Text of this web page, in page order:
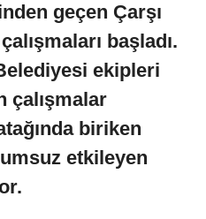
geçen Çarşı
başladı.
ekipleri
çalışmalar
biriken
etkileyen